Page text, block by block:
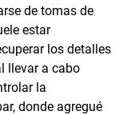
de tomas de
estar
los detalles
llevar a cabo
la
donde agregué